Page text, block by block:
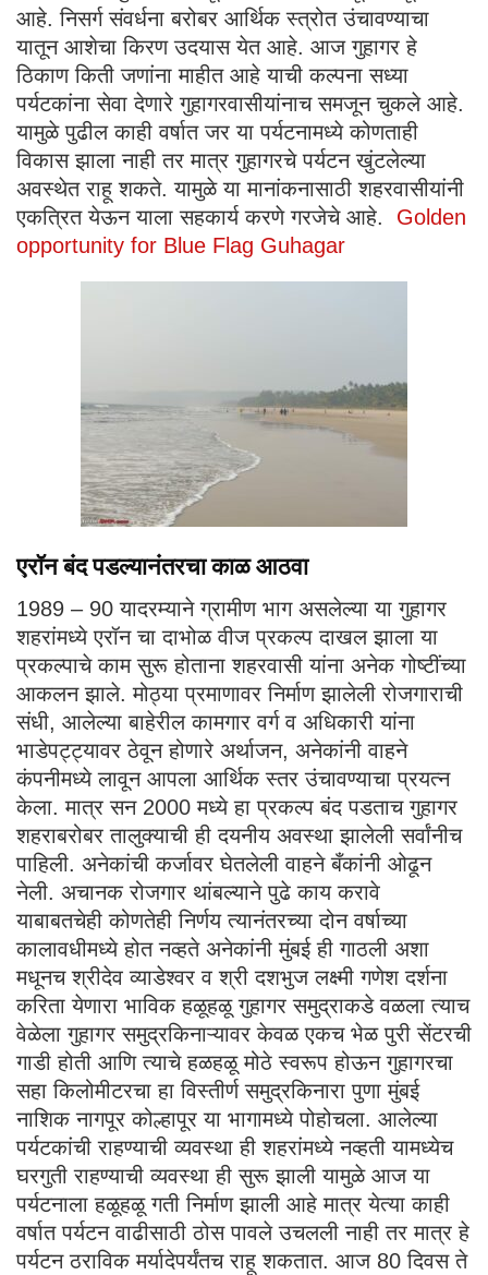
आहे. निसर्ग संवर्धना बरोबर आर्थिक स्त्रोत उंचावण्याचा
यातून आशेचा किरण उदयास येत आहे. आज गुहागर हे
ठिकाण किती जणांना माहीत आहे याची कल्पना सध्या
पर्यटकांना सेवा देणारे गुहागरवासीयांनाच समजून चुकले आहे.
यामुळे पुढील काही वर्षात जर या पर्यटनामध्ये कोणताही
विकास झाला नाही तर मात्र गुहागरचे पर्यटन खुंटलेल्या
अवस्थेत राहू शकते. यामुळे या मानांकनासाठी शहरवासीयांनी
एकत्रित येऊन याला सहकार्य करणे गरजेचे आहे. Golden
opportunity for Blue Flag Guhagar
एरॉन बंद पडल्यानंतरचा काळ आठवा
1989 – 90 यादरम्याने ग्रामीण भाग असलेल्या या गुहागर
शहरांमध्ये एरॉन चा दाभोळ वीज प्रकल्प दाखल झाला या
प्रकल्पाचे काम सुरू होताना शहरवासी यांना अनेक गोष्टींच्या
आकलन झाले. मोठ्या प्रमाणावर निर्माण झालेली रोजगाराची
संधी, आलेल्या बाहेरील कामगार वर्ग व अधिकारी यांना
भाडेपट्ट्यावर ठेवून होणारे अर्थाजन, अनेकांनी वाहने
कंपनीमध्ये लावून आपला आर्थिक स्तर उंचावण्याचा प्रयत्न
केला. मात्र सन 2000 मध्ये हा प्रकल्प बंद पडताच गुहागर
शहराबरोबर तालुक्याची ही दयनीय अवस्था झालेली सर्वांनीच
पाहिली. अनेकांची कर्जावर घेतलेली वाहने बँकांनी ओढून
नेली. अचानक रोजगार थांबल्याने पुढे काय करावे
याबाबतचेही कोणतेही निर्णय त्यानंतरच्या दोन वर्षाच्या
कालावधीमध्ये होत नव्हते अनेकांनी मुंबई ही गाठली अशा
मधूनच श्रीदेव व्याडेश्वर व श्री दशभुज लक्ष्मी गणेश दर्शना
करिता येणारा भाविक हळूहळू गुहागर समुद्राकडे वळला त्याच
वेळेला गुहागर समुद्रकिनाऱ्यावर केवळ एकच भेळ पुरी सेंटरची
गाडी होती आणि त्याचे हळहळू मोठे स्वरूप होऊन गुहागरचा
सहा किलोमीटरचा हा विस्तीर्ण समुद्रकिनारा पुणा मुंबई
नाशिक नागपूर कोल्हापूर या भागामध्ये पोहोचला. आलेल्या
पर्यटकांची राहण्याची व्यवस्था ही शहरांमध्ये नव्हती यामध्येच
घरगुती राहण्याची व्यवस्था ही सुरू झाली यामुळे आज या
पर्यटनाला हळूहळू गती निर्माण झाली आहे मात्र येत्या काही
वर्षात पर्यटन वाढीसाठी ठोस पावले उचलली नाही तर मात्र हे
पर्यटन ठराविक मर्यादेपर्यंतच राहू शकतात. आज 80 दिवस ते